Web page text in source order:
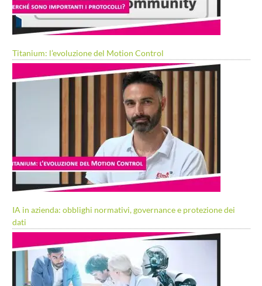
Titanium: l’evoluzione del Motion Control
IA in azienda: obblighi normativi, governance e protezione dei
dati